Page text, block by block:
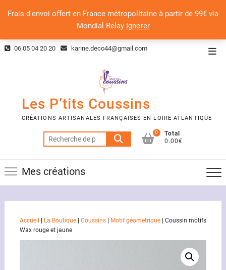
Frais d'envoi offert en France métropolitaine à partir de 99€ via
Mondial Relay Ignorer
Skip 06 05 04 20 20 karine.deco44@gmail.com
Les P’tits Coussins
CRÉATIONS ARTISANALES FRANÇAISES EN LOIRE ATLANTIQUE
Recherche
pour :
0
Total
0.00€
Mes créations
Accueil La Boutique| Coussins| Motif géometrique| Coussin motifs
Wax rouge et jaune